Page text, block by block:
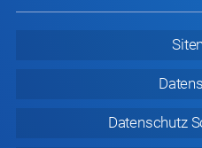
Datenschutz